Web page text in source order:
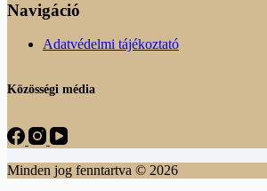
Navigáció
Adatvédelmi tájékoztató
Közösségi média
Minden jog fenntartva © 2026